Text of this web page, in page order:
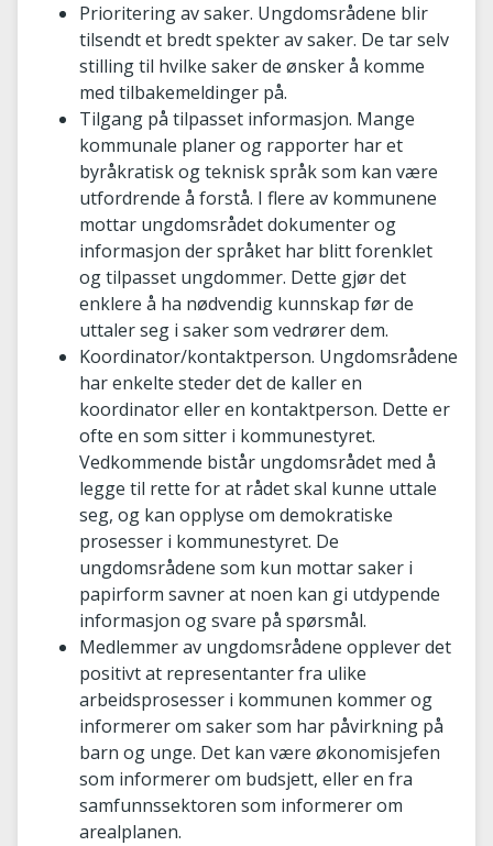
Prioritering av saker. Ungdomsrådene blir
tilsendt et bredt spekter av saker. De tar selv
stilling til hvilke saker de ønsker å komme
med tilbakemeldinger på.
Tilgang på tilpasset informasjon. Mange
kommunale planer og rapporter har et
byråkratisk og teknisk språk som kan være
utfordrende å forstå. I flere av kommunene
mottar ungdomsrådet dokumenter og
informasjon der språket har blitt forenklet
og tilpasset ungdommer. Dette gjør det
enklere å ha nødvendig kunnskap før de
uttaler seg i saker som vedrører dem.
Koordinator/kontaktperson. Ungdomsrådene
har enkelte steder det de kaller en
koordinator eller en kontaktperson. Dette er
ofte en som sitter i kommunestyret.
Vedkommende bistår ungdomsrådet med å
legge til rette for at rådet skal kunne uttale
seg, og kan opplyse om demokratiske
prosesser i kommunestyret. De
ungdomsrådene som kun mottar saker i
papirform savner at noen kan gi utdypende
informasjon og svare på spørsmål.
Medlemmer av ungdomsrådene opplever det
positivt at representanter fra ulike
arbeidsprosesser i kommunen kommer og
informerer om saker som har påvirkning på
barn og unge. Det kan være økonomisjefen
som informerer om budsjett, eller en fra
samfunnssektoren som informerer om
arealplanen.